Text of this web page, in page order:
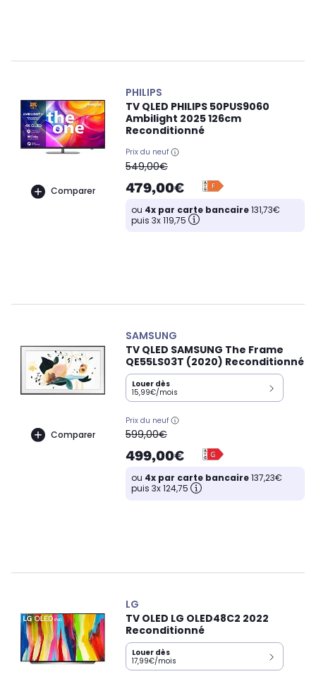
Comparer
PHILIPS
TV QLED PHILIPS 50PUS9060
Ambilight 2025 126cm
Reconditionné
Prix du neuf
oldPrice
549,00€
479,00€
ou 4x par carte bancaire131,73€
puis 3x 119,75
Comparer
SAMSUNG
TV QLED SAMSUNG The Frame
QE55LS03T (2020) Reconditionné
Louer dès
15,99€/mois
Prix du neuf
oldPrice
599,00€
499,00€
ou 4x par carte bancaire137,23€
puis 3x 124,75
LG
TV OLED LG OLED48C2 2022
Reconditionné
Louer dès
17,99€/mois